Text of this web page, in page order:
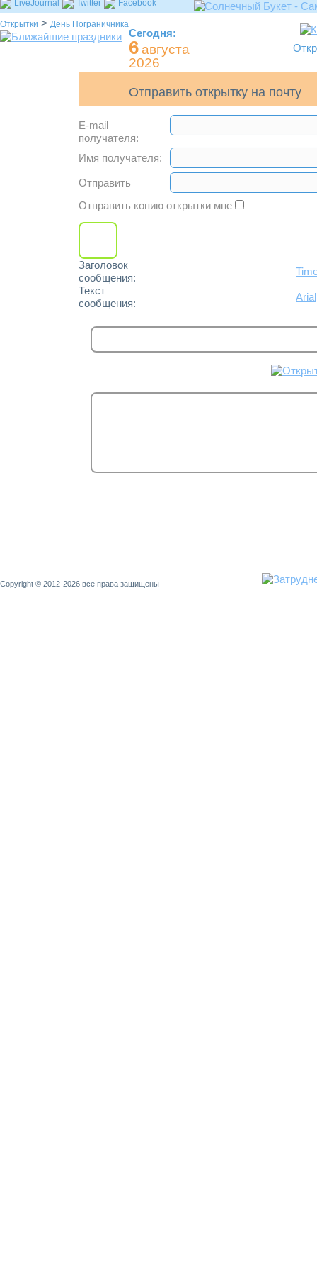
LiveJournal Twitter Facebook
Открытки > День Пограничника
Сегодня:
6августа
2026
Отправить открытку на почту
E-mail
получателя:
Имя получателя:
Отправить
Отправить копию открытки мне
Заголовок
сообщения:
Текст
сообщения:
Arial
Copyright © 2012-2026 все права защищены